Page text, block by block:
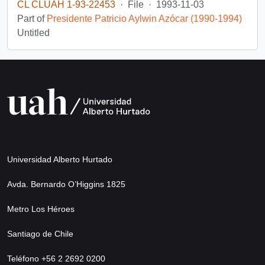
CL CLUAH 1-93-22453 · File · 1993-11-03
Part of Presidente Patricio Aylwin Azócar (1990-1994)
Untitled
Universidad Alberto Hurtado
Avda. Bernardo O’Higgins 1825
Metro Los Héroes
Santiago de Chile
Teléfono +56 2 2692 0200